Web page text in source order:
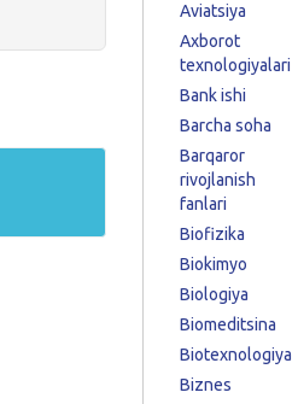
Aviatsiya
Axborot
texnologiyalari
Bank ishi
Barcha soha
Barqaror
rivojlanish
fanlari
Biofizika
Biokimyo
Biologiya
Biomeditsina
Biotexnologiya
Biznes